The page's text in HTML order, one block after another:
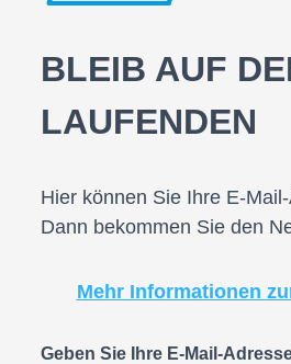
BLEIB AUF
LAUFENDEN
Hier können Sie Ihre E-
Dann bekommen Sie den
Mehr Informationen
Geben Sie Ihre E-Mail-